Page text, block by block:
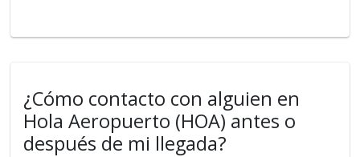
¿Cómo contacto con alguien en
Hola Aeropuerto (HOA) antes o
después de mi llegada?